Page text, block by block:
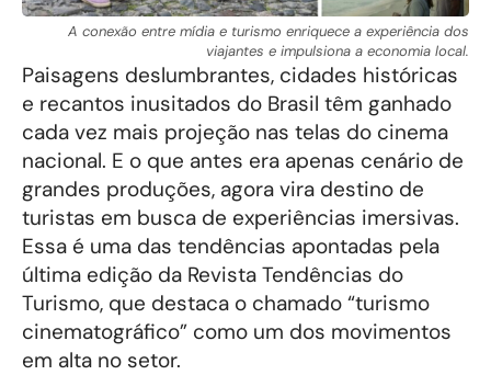
A conexão entre mídia e turismo enriquece a experiência dos
viajantes e impulsiona a economia local.
Paisagens deslumbrantes, cidades históricas
e recantos inusitados do Brasil têm ganhado
cada vez mais projeção nas telas do cinema
nacional. E o que antes era apenas cenário de
grandes produções, agora vira destino de
turistas em busca de experiências imersivas.
Essa é uma das tendências apontadas pela
última edição da Revista Tendências do
Turismo, que destaca o chamado “turismo
cinematográfico” como um dos movimentos
em alta no setor.